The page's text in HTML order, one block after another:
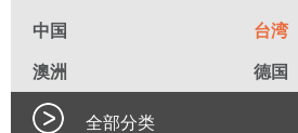
中国 台湾
澳洲 德国
全部分类